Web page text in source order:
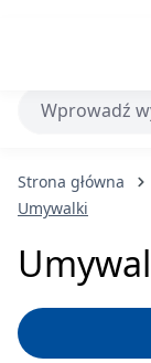
Przejdź do
Strona główna
Umywalki